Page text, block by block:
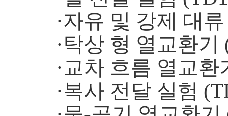
·자유 및 강제 대
·탁상 형 열교환기
·교차 흐름 열교환
·복사 전달 실험